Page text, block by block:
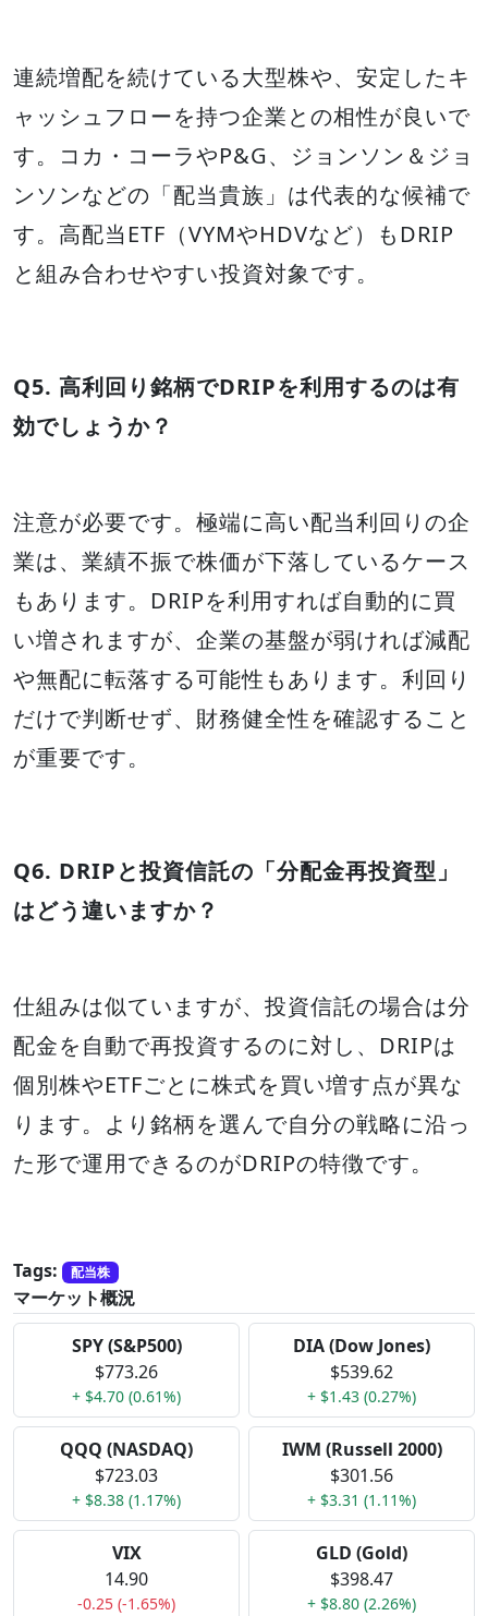
連続増配を続けている大型株や、安定したキ
ャッシュフローを持つ企業との相性が良いで
す。コカ・コーラやP&G、ジョンソン＆ジョ
ンソンなどの「配当貴族」は代表的な候補で
す。高配当ETF（VYMやHDVなど）もDRIP
と組み合わせやすい投資対象です。
Q5. 高利回り銘柄でDRIPを利用するのは有
効でしょうか？
注意が必要です。極端に高い配当利回りの企
業は、業績不振で株価が下落しているケース
もあります。DRIPを利用すれば自動的に買
い増されますが、企業の基盤が弱ければ減配
や無配に転落する可能性もあります。利回り
だけで判断せず、財務健全性を確認すること
が重要です。
Q6. DRIPと投資信託の「分配金再投資型」
はどう違いますか？
仕組みは似ていますが、投資信託の場合は分
配金を自動で再投資するのに対し、DRIPは
個別株やETFごとに株式を買い増す点が異な
ります。より銘柄を選んで自分の戦略に沿っ
た形で運用できるのがDRIPの特徴です。
Tags: 配当株
マーケット概況
SPY (S&P500)
$773.26
+ $4.70 (0.61%)
DIA (Dow Jones)
$539.62
+ $1.43 (0.27%)
QQQ (NASDAQ)
$723.03
+ $8.38 (1.17%)
IWM (Russell 2000)
$301.56
+ $3.31 (1.11%)
VIX
14.90
-0.25 (-1.65%)
GLD (Gold)
$398.47
+ $8.80 (2.26%)